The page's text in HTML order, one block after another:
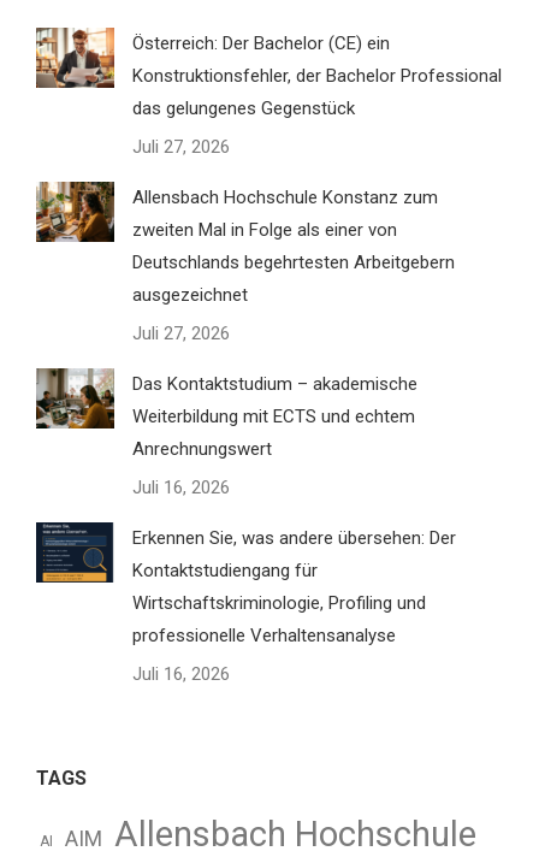
Österreich: Der Bachelor (CE) ein
Konstruktionsfehler, der Bachelor Professional
das gelungenes Gegenstück
Juli 27, 2026
Allensbach Hochschule Konstanz zum
zweiten Mal in Folge als einer von
Deutschlands begehrtesten Arbeitgebern
ausgezeichnet
Juli 27, 2026
Das Kontaktstudium – akademische
Weiterbildung mit ECTS und echtem
Anrechnungswert
Juli 16, 2026
Erkennen Sie, was andere übersehen: Der
Kontaktstudiengang für
Wirtschaftskriminologie, Profiling und
professionelle Verhaltensanalyse
Juli 16, 2026
TAGS
AI AIM Allensbach Hochschule